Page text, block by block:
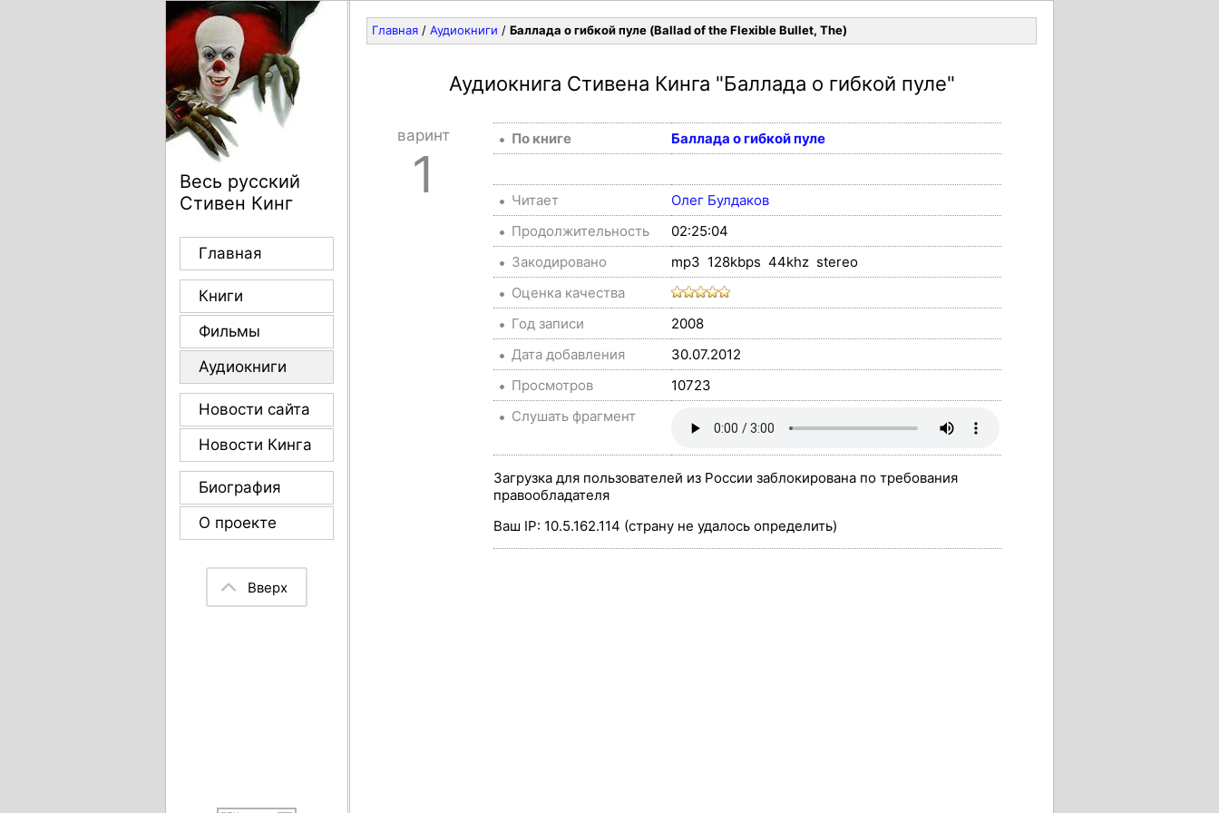
Весь русский
Стивен Кинг
Главная
Книги
Фильмы
Аудиокниги
Новости сайта
Новости Кинга
Биография
О проекте
Вверх
Главная / Аудиокниги / Баллада о гибкой пуле (Ballad of the Flexible Bullet, The)
Аудиокнига Стивена Кинга "Баллада о гибкой пуле"
варинт
1
По книге Баллада о гибкой пуле
Читает
Олег Булдаков
Продолжительность
02:25:04
Закодировано
mp3 128kbps 44khz stereo
Оценка качества
Год записи
2008
Дата добавления
30.07.2012
Просмотров
10723
Слушать фрагмент
Загрузка для пользователей из России заблокирована по требования
правообладателя
Ваш IP: 10.5.162.114 (страну не удалось определить)